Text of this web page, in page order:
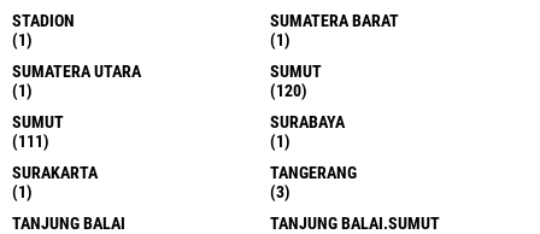
STADION
(1)
SUMATERA BARAT
(1)
SUMATERA UTARA
(1)
SUMUT
(120)
SUMUT
(111)
SURABAYA
(1)
SURAKARTA
(1)
TANGERANG
(3)
TANJUNG BALAI
TANJUNG BALAI.SUMUT